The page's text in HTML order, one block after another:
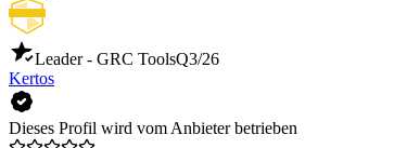
Leader - GRC ToolsQ3/26
Kertos
Dieses Profil wird vom Anbieter betrieben